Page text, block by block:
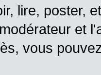
lire, poster,
et
vous